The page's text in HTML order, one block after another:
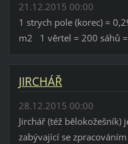
21.12.2015 00:00
1 strych pole (korec) =
m2 1 věrtel = 200 sáhů
JIRCHÁŘ
28.12.2015 00:00
Jirchář (též
zabývající se